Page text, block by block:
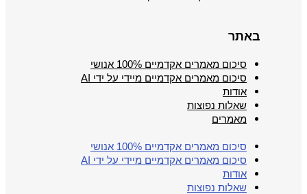
באתר
סיכום מאמרים אקדמיים 100% אנושי
סיכום מאמרים אקדמיים מיידי על ידי AI
אודות
שאלות נפוצות
מאמרים
סיכום מאמרים אקדמיים 100% אנושי
סיכום מאמרים אקדמיים מיידי על ידי AI
אודות
שאלות נפוצות